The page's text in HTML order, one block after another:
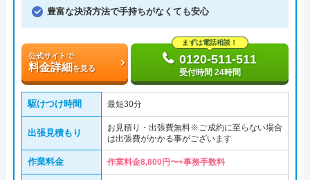
豊富な決済方法で手持ちがなくても安心
公式サイトで
料金詳細を見る
まずは電話相談！
0120-511-511
受付時間 24時間
駆けつけ時間 最短30分
出張見積もり
お見積り・出張費無料※ご成約に至らない場合
は出張費がかかる事がございます
作業料金 作業料金8,800円〜+事務手数料